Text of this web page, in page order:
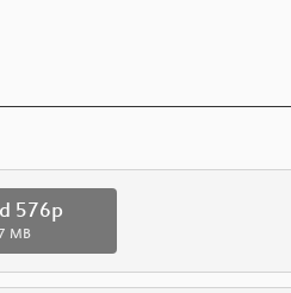
576p
MB